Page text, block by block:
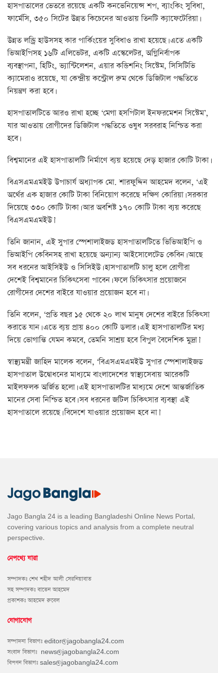
হাসপাতালের ভেতরে রয়েছে একটি কনভেনিয়েন্স শপ, ব্যাংকিং সুবিধা,
ফার্মেসি, ৩৫০ সিটের উন্নত কিচেনের আওতায় তিনটি ক্যাফেটেরিয়া।
উন্নত লন্ড্রি হাউসসহ কার পার্কিংয়ের সুবিধাও রাখা হয়েছে। এতে একটি
ভিআইপিসহ ১৬টি এলিভেটর, একটি এস্কেলেটর, অগ্নিনির্বাপক
ব্যবস্থাপনা, হিটিং, ভ্যান্টিলেশন, এয়ার কন্ডিশনিং সিস্টেম, সিসিটিভি
ক্যামেরাও রয়েছে, যা কেন্দ্রীয় কন্ট্রোল রুম থেকে ডিজিটাল পদ্ধতিতে
নিয়ন্ত্রণ করা হবে।
হাসপাতালটিতে আরও রাখা হচ্ছে ‘মেগা হসপিটাল ইনফরমেশন সিস্টেম’,
যার আওতায় রোগীদের ডিজিটাল পদ্ধতিতে ওষুধ সরবরাহ নিশ্চিত করা
হবে।
বিশ্বমানের এই হাসপাতালটি নির্মাণে ব্যয় হয়েছে দেড় হাজার কোটি টাকা।
বিএসএমএমইউ উপাচার্য অধ্যাপক মো. শারফুদ্দিন আহমেদ বলেন, ‘এই
অর্থের এক হাজার কোটি টাকা বিনিয়োগ করেছে দক্ষিণ কোরিয়া। সরকার
দিয়েছে ৩৩০ কোটি টাকা। আর অবশিষ্ট ১৭০ কোটি টাকা ব্যয় করেছে
বিএসএমএমইউ।’
তিনি জানান, এই সুপার স্পেশালাইজড হাসপাতালটিতে ভিভিআইপি ও
ভিআইপি কেবিনসহ রাখা হয়েছে অন্যান্য আইসোলেটেড কেবিন। আছে
সব ধরনের আইসিইউ ও সিসিইউ। হাসপাতালটি চালু হলে রোগীরা
দেশেই বিশ্বমানের চিকিৎসেবা পাবেন। ফলে চিকিৎসার প্রয়োজনে
রোগীদের দেশের বাইরে যাওয়ার প্রয়োজন হবে না।
তিনি বলেন, ‘প্রতি বছর ১৫ থেকে ২০ লাখ মানুষ দেশের বাইরে চিকিৎসা
করাতে যান। এতে ব্যয় প্রায় ৪০০ কোটি ডলার। এই হাসপাতালটির মধ্য
দিয়ে ভোগান্তি যেমন কমবে, তেমনি সাশ্রয় হবে বিপুল বৈদেশিক মুদ্রা।’
স্বাস্থ্যমন্ত্রী জাহিদ মালেক বলেন, ‘বিএসএমএমইউ সুপার স্পেশালাইজড
হাসপাতাল উদ্বোধনের মাধ্যমে বাংলাদেশের স্বাস্থ্যসেবায় আরেকটি
মাইলফলক অর্জিত হলো। এই হাসপাতালটির মাধ্যমে দেশে আন্তর্জাতিক
মানের সেবা নিশ্চিত হবে। সব ধরনের জটিল চিকিৎসার ব্যবস্থা এই
হাসপাতালে রয়েছে। বিদেশে যাওয়ার প্রয়োজন হবে না।’
Jago Bangla 24 is a leading Bangladeshi Online News Portal,
covering various topics and analysis from a complete neutral
perspective.
নেপথ্যে যারা
সম্পাদকঃ শেখ শহীদ আলী সেরনিয়াবাত
সহ সম্পাদকঃ বাতেন আহমেদ
প্রকাশকঃ আহমেদ রুবেল
যোগাযোগ
সম্পাদনা বিভাগঃ editor@jagobangla24.com
সংবাদ বিভাগঃ news@jagobangla24.com
বিপণন বিভাগঃ sales@jagobangla24.com